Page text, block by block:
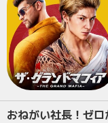
おねがい社長！ゼ